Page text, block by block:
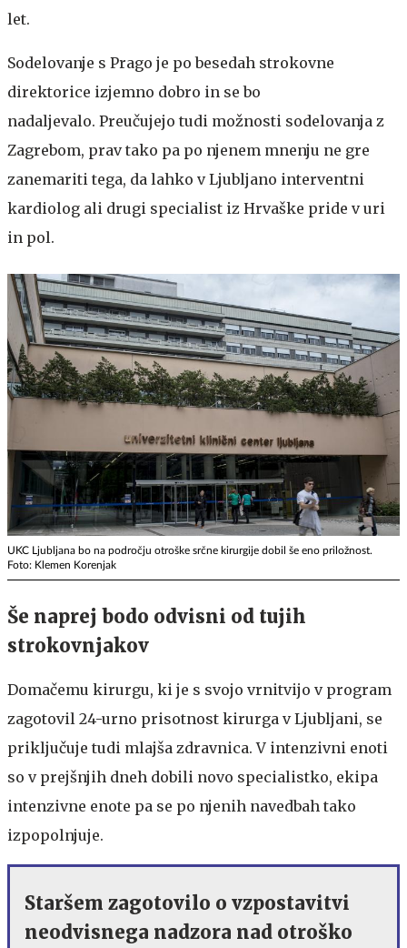
let.
Sodelovanje s Prago je po besedah strokovne
direktorice izjemno dobro in se bo
nadaljevalo. Preučujejo tudi možnosti sodelovanja z
Zagrebom, prav tako pa po njenem mnenju ne gre
zanemariti tega, da lahko v Ljubljano interventni
kardiolog ali drugi specialist iz Hrvaške pride v uri
in pol.
UKC Ljubljana bo na področju otroške srčne kirurgije dobil še eno priložnost.
Foto: Klemen Korenjak
Še naprej bodo odvisni od tujih
strokovnjakov
Domačemu kirurgu, ki je s svojo vrnitvijo v program
zagotovil 24-urno prisotnost kirurga v Ljubljani, se
priključuje tudi mlajša zdravnica. V intenzivni enoti
so v prejšnjih dneh dobili novo specialistko, ekipa
intenzivne enote pa se po njenih navedbah tako
izpopolnjuje.
Staršem zagotovilo o vzpostavitvi
neodvisnega nadzora nad otroško